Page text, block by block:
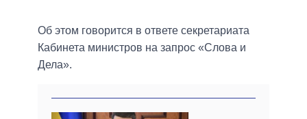
Об этом говорится в ответе секретариата
Кабинета министров на запрос «Слова и
Дела».